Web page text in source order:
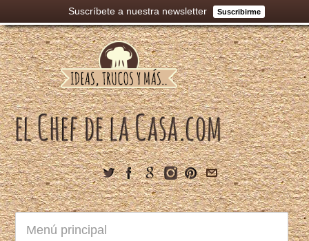
Suscríbete a nuestra newsletter Suscribirme